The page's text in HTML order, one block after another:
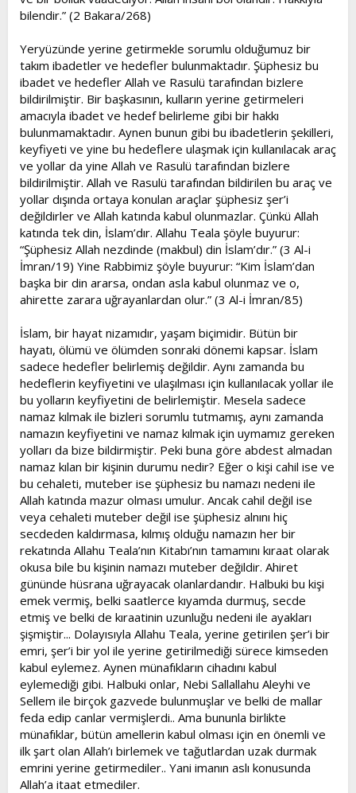
bilendir.” (2 Bakara/268)
Yeryüzünde yerine getirmekle sorumlu olduğumuz bir
takım ibadetler ve hedefler bulunmaktadır. Şüphesiz bu
ibadet ve hedefler Allah ve Rasulü tarafından bizlere
bildirilmiştir. Bir başkasının, kulların yerine getirmeleri
amacıyla ibadet ve hedef belirleme gibi bir hakkı
bulunmamaktadır. Aynen bunun gibi bu ibadetlerin şekilleri,
keyfiyeti ve yine bu hedeflere ulaşmak için kullanılacak araç
ve yollar da yine Allah ve Rasulü tarafından bizlere
bildirilmiştir. Allah ve Rasulü tarafından bildirilen bu araç ve
yollar dışında ortaya konulan araçlar şüphesiz şer’i
değildirler ve Allah katında kabul olunmazlar. Çünkü Allah
katında tek din, İslam’dır. Allahu Teala şöyle buyurur:
“Şüphesiz Allah nezdinde (makbul) din İslam’dır.” (3 Al-i
İmran/19) Yine Rabbimiz şöyle buyurur: “Kim İslam’dan
başka bir din ararsa, ondan asla kabul olunmaz ve o,
ahirette zarara uğrayanlardan olur.” (3 Al-i İmran/85)
İslam, bir hayat nizamıdır, yaşam biçimidir. Bütün bir
hayatı, ölümü ve ölümden sonraki dönemi kapsar. İslam
sadece hedefler belirlemiş değildir. Aynı zamanda bu
hedeflerin keyfiyetini ve ulaşılması için kullanılacak yollar ile
bu yolların keyfiyetini de belirlemiştir. Mesela sadece
namaz kılmak ile bizleri sorumlu tutmamış, aynı zamanda
namazın keyfiyetini ve namaz kılmak için uymamız gereken
yolları da bize bildirmiştir. Peki buna göre abdest almadan
namaz kılan bir kişinin durumu nedir? Eğer o kişi cahil ise ve
bu cehaleti, muteber ise şüphesiz bu namazı nedeni ile
Allah katında mazur olması umulur. Ancak cahil değil ise
veya cehaleti muteber değil ise şüphesiz alnını hiç
secdeden kaldırmasa, kılmış olduğu namazın her bir
rekatında Allahu Teala’nın Kitabı’nın tamamını kıraat olarak
okusa bile bu kişinin namazı muteber değildir. Ahiret
gününde hüsrana uğrayacak olanlardandır. Halbuki bu kişi
emek vermiş, belki saatlerce kıyamda durmuş, secde
etmiş ve belki de kıraatinin uzunluğu nedeni ile ayakları
şişmiştir... Dolayısıyla Allahu Teala, yerine getirilen şer’i bir
emri, şer’i bir yol ile yerine getirilmediği sürece kimseden
kabul eylemez. Aynen münafıkların cihadını kabul
eylemediği gibi. Halbuki onlar, Nebi Sallallahu Aleyhi ve
Sellem ile birçok gazvede bulunmuşlar ve belki de mallar
feda edip canlar vermişlerdi.. Ama bununla birlikte
münafıklar, bütün amellerin kabul olması için en önemli ve
ilk şart olan Allah’ı birlemek ve tağutlardan uzak durmak
emrini yerine getirmediler.. Yani imanın aslı konusunda
Allah’a itaat etmediler.